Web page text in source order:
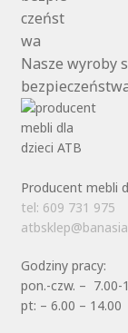
Nasze wyroby
Producent mebli
tel: 609 731 975
Godziny pracy:
pon.-czw. – 7.00-
pt: – 6.00 – 14.00